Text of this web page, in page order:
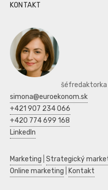
KONTAKT
šéfredaktorka
simona@euroekonom.sk
+421 907 234 066
+420 774 699 168
LinkedIn
Marketing Strategický
Online marketing
Kontakt